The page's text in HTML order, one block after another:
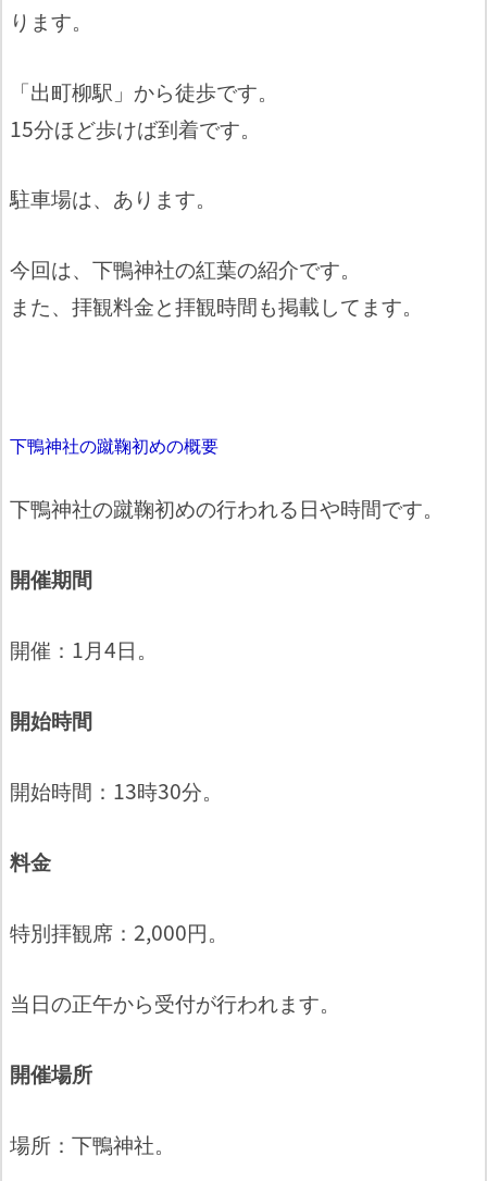
ります。
「出町柳駅」から徒歩です。
15分ほど歩けば到着です。
駐車場は、あります。
今回は、下鴨神社の紅葉の紹介です。
また、拝観料金と拝観時間も掲載してます。
下鴨神社の蹴鞠初めの概要
下鴨神社の蹴鞠初めの行われる日や時間です。
開催期間
開催：1月4日。
開始時間
開始時間：13時30分。
料金
特別拝観席：2,000円。
当日の正午から受付が行われます。
開催場所
場所：下鴨神社。